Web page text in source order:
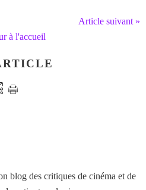
Article suivant »
à l'accueil
blog des critiques de cinéma et de